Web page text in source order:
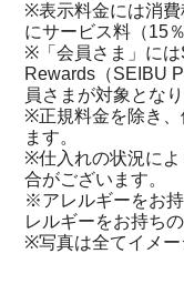
※表示料金には消
にサービス料（15
※「会員さま」には
Rewards（SEIBU
員さまが対象となり
※正規料金を除き
ます。
※仕入れの状況に
合がございます。
※アレルギーをお
レルギーをお持ち
※写真は全てイメー